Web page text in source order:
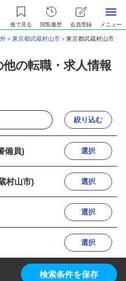
後で見る 閲覧履歴 会員登録 メニュー
＞東京都武蔵村山市＞東京都武蔵村山市・
の転職・求人情報
絞り込む
備員) 選択
村山市) 選択
選択
選択
検索条件を保存